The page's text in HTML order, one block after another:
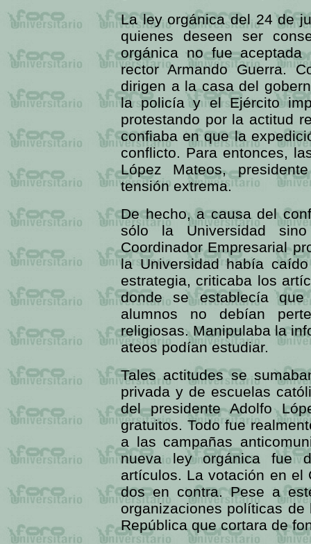
La ley orgánica del 24 de
quienes deseen ser
orgánica no fue
rector Armando Guerra.
dirigen a la casa del
la policía y el Ejército
protestando por la actitud
confiaba en que la
conflicto. Para entonces,
López Mateos,
tensión extrema.
De hecho, a causa del
sólo la Universidad
Coordinador Empresarial
la Universidad había
estrategia, criticaba los
donde se establecía
alumnos no debían
religiosas. Manipulaba la
ateos podían estudiar.
Tales actitudes se
privada y de escuelas
del presidente Adolfo
gratuitos. Todo fue
a las campañas
nueva ley orgánica fue
artículos. La votación en el
dos en contra. Pese a
organizaciones políticas
República que cortara de